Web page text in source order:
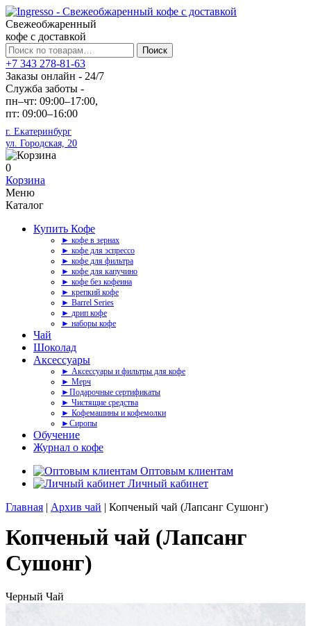
Свежеобжаренный
кофе с доставкой
Искать:
Поиск
+7 343 278-81-63
Заказы онлайн - 24/7
Служба заботы -
пн–чт: 09:00–17:00,
пт: 09:00–16:00
г. Екатеринбург
ул. Городская, 20
0
Корзина
Меню
Каталог
Купить Кофе
► кофе в зернах
► кофе для эспрессо
► кофе для фильтра
► кофе для капучино
► кофе без кофеина
► крепкий кофе
► Barrel Series
► дрип кофе
► наборы кофе
Чай
Шоколад
Аксессуары
► Аксессуары и фильтры для кофе
► Мерч
►Подарочные сертификаты
► Чистящие средства
► Кофемашины и кофемолки
►Сиропы
Обучение
Журнал о кофе
Оптовым клиентам
Личный кабинет
Главная | Архив чай | Копченый чай (Лапсанг Сушонг)
Копченый чай (Лапсанг
Сушонг)
Черный Чай